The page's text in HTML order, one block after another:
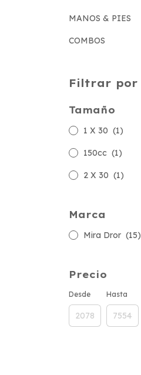
MANOS & PIES
COMBOS
Filtrar por
Tamaño
1 X 30 (1)
150cc (1)
2 X 30 (1)
Marca
Mira Dror (15)
Precio
Desde Hasta